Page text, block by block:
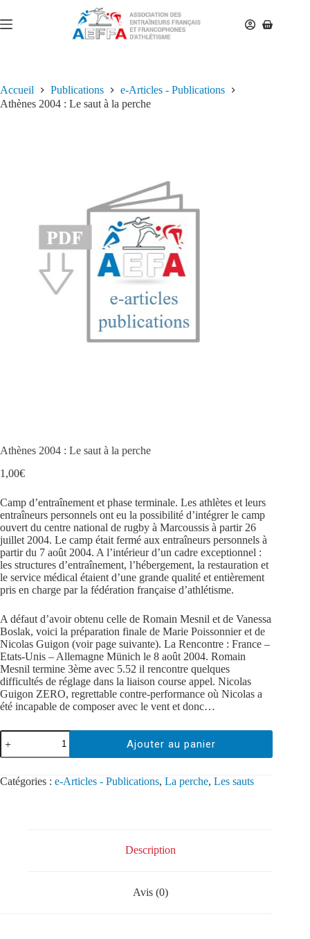
Accueil Publications
e-Articles - Publications
Athènes 2004 : Le saut à la perche
Athènes 2004 : Le saut à la perche
1,00€
Camp d’entraînement et phase terminale. Les athlètes et leurs
entraîneurs personnels ont eu la possibilité d’intégrer le camp
ouvert du centre national de rugby à Marcoussis à partir 26
juillet 2004. Le camp était fermé aux entraîneurs personnels à
partir du 7 août 2004. A l’intérieur d’un cadre exceptionnel :
les structures d’entraînement, l’hébergement, la restauration et
le service médical étaient d’une grande qualité et entièrement
pris en charge par la fédération française d’athlétisme.
A défaut d’avoir obtenu celle de Romain Mesnil et de Vanessa
Boslak, voici la préparation finale de Marie Poissonnier et de
Nicolas Guigon (voir page suivante). La Rencontre : France –
Etats-Unis – Allemagne Münich le 8 août 2004. Romain
Mesnil termine 3ème avec 5.52 il rencontre quelques
difficultés de réglage dans la liaison course appel. Nicolas
Guigon ZERO, regrettable contre-performance où Nicolas a
été incapable de composer avec le vent et donc…
Ajouter au panier
Catégories : e-Articles - Publications, La perche, Les sauts
Description
Avis (0)